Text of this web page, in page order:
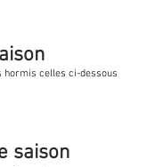
hormis celles ci-dessous
saison